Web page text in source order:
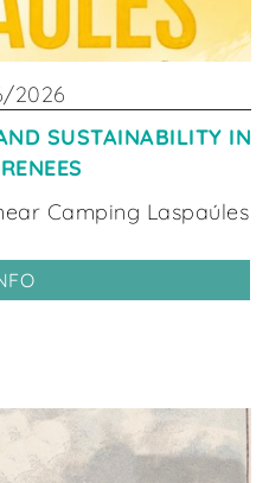
2026
SUSTAINABILITY IN
Camping Laspaúles